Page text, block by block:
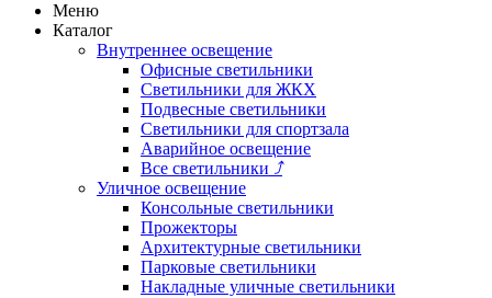
Меню
Каталог
Внутреннее освещение
Офисные светильники
Светильники для ЖКХ
Подвесные светильники
Светильники для спортзала
Аварийное освещение
Все светильники ⤴
Уличное освещение
Консольные светильники
Прожекторы
Архитектурные светильники
Парковые светильники
Накладные уличные светильники